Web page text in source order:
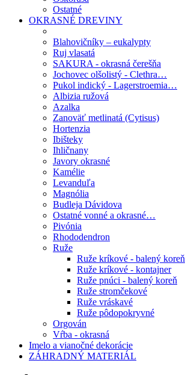
Ostatné
OKRASNÉ DREVINY
Blahovičníky – eukalypty
Ruj vlasatá
SAKURA - okrasná čerešňa
Jochovec olšolistý - Clethra…
Pukol indický - Lagerstroemia…
Albizia ružová
Azalka
Zanoväť metlinatá (Cytisus)
Hortenzia
Ibišteky
Ihličnany
Javory okrasné
Kamélie
Levanduľa
Magnólia
Budleja Dávidova
Ostatné vonné a okrasné…
Pivónia
Rhododendron
Ruže
Ruže kríkové - balený koreň
Ruže kríkové - kontajner
Ruže pnúci - balený koreň
Ruže stromčekové
Ruže vráskavé
Ruže pôdopokryvné
Orgován
Vŕba - okrasná
Imelo a vianočné dekorácie
ZÁHRADNÝ MATERIÁL